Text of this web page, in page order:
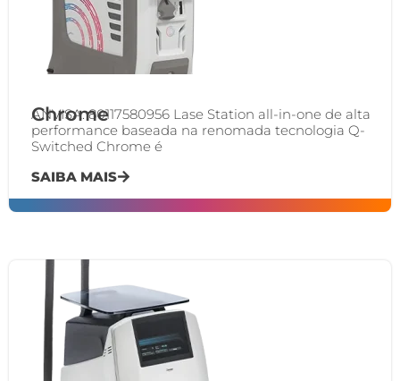
Chrome
ANVISA: 80117580956 Lase Station all-in-one de alta
performance baseada na renomada tecnologia Q-
Switched Chrome é
SAIBA MAIS